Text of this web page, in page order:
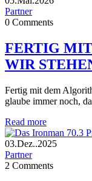
Partner
0 Comments
FERTIG
WIR
Fertig mit dem
glaube immer noch,
Read more
03.Dez..2025
Partner
2 Comments